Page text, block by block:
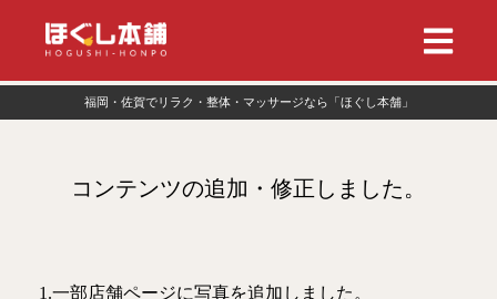
福岡・佐賀でリラク・整体・マッサージなら「ほぐし本舗」
コンテンツの追加・修正しました。
1.一部店舗ページに写真を追加しました。